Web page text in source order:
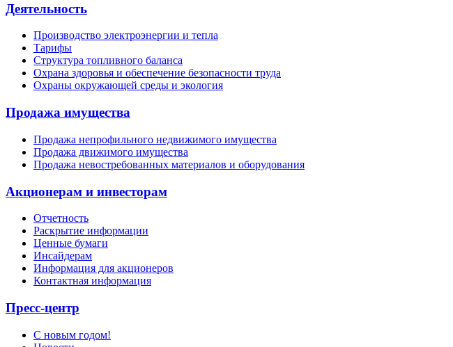
Деятельность
Производство электроэнергии и тепла
Тарифы
Структура топливного баланса
Охрана здоровья и обеспечение безопасности труда
Охраны окружающей среды и экология
Продажа имущества
Продажа непрофильного недвижимого имущества
Продажа движимого имущества
Продажа невостребованных материалов и оборудования
Акционерам и инвесторам
Отчетность
Раскрытие информации
Ценные бумаги
Инсайдерам
Информация для акционеров
Контактная информация
Пресс-центр
С новым годом!